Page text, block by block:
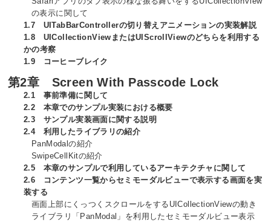
の表示に関して
1.7 UITabBarControllerの切り替えアニメーションの実装解説
1.8 UICollectionViewまたはUIScrollViewのどちらを利用する
かの考察
1.9 コーヒーブレイク
第2章 Screen With Passcode Lock
2.1 事前準備に関して
2.2 本章でのサンプル実装における概要
2.3 サンプル実装画面に関する説明
2.4 利用したライブラリの紹介
PanModalの紹介
SwipeCellKitの紹介
2.5 本章のサンプルで利用しているアーキテクチャに関して
2.6 コンテンツ一覧からセミモーダルビューで表示する画面を実
装する
画面上部にくっつくスクロールをするUICollectionViewの動き
ライブラリ「PanModal」を利用したセミモーダルビュー表示